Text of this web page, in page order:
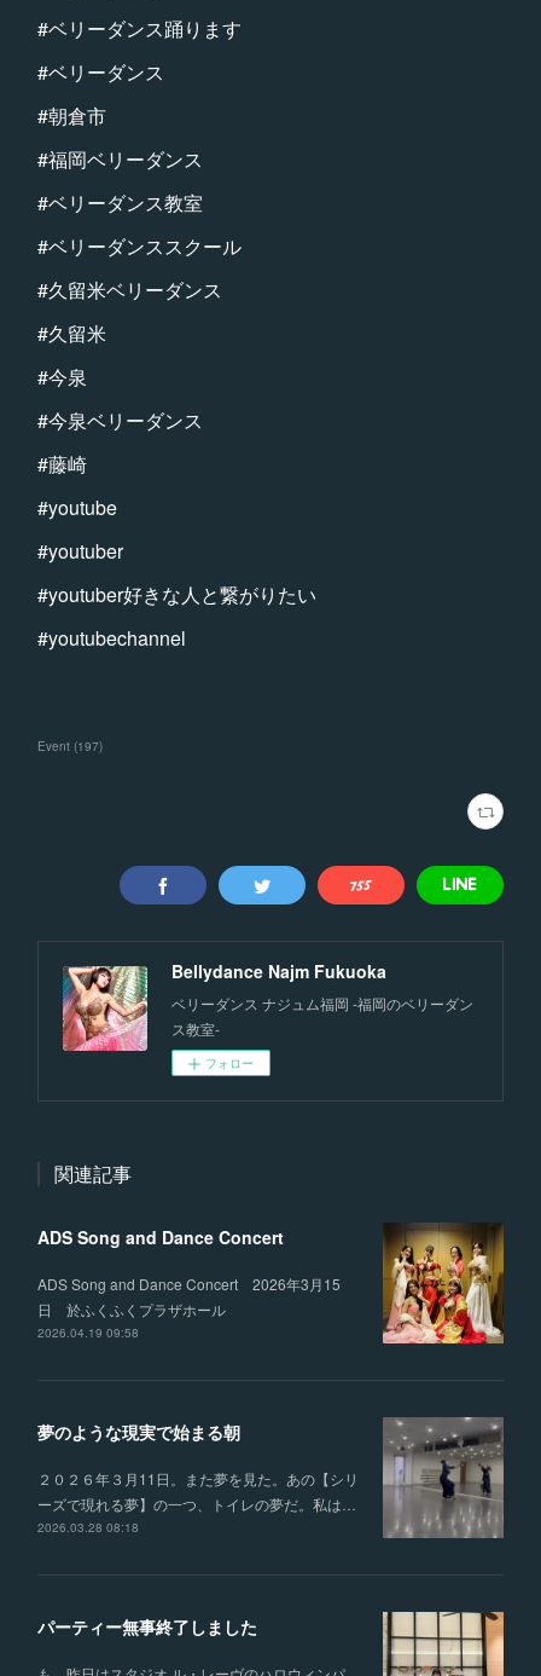
#ベリーダンス踊ります
#ベリーダンス
#朝倉市
#福岡ベリーダンス
#ベリーダンス教室
#ベリーダンススクール
#久留米ベリーダンス
#久留米
#今泉
#今泉ベリーダンス
#藤崎
#youtube
#youtuber
#youtuber好きな人と繋がりたい
#youtubechannel
Event (197)
Bellydance Najm Fukuoka
ベリーダンス ナジュム福岡 -福岡のベリーダン
ス教室-
フォロー
関連記事
ADS Song and Dance Concert
ADS Song and Dance Concert 2026年3月15
日 於ふくふくプラザホール
2026.04.19 09:58
夢のような現実で始まる朝
２０２６年３月11日。また夢を見た。あの【シリ
ーズで現れる夢】の一つ、トイレの夢だ。私は…
2026.03.28 08:18
パーティー無事終了しました